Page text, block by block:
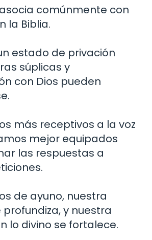
comúnmente con
la Biblia.
estado de privación
súplicas y
con Dios pueden
más receptivos a la voz
mejor equipados
las respuestas a
de ayuno, nuestra
y nuestra
lo divino se fortalece.